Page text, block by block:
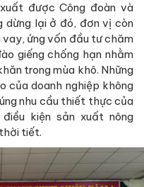
được Công đoàn và
dừng lại ở đó, đơn vị còn
ứng vốn đầu tư chăm
giếng chống hạn nhằm
trong mùa khô. Những
của doanh nghiệp không
nhu cầu thiết thực của
kiện sản xuất nông
tiết.